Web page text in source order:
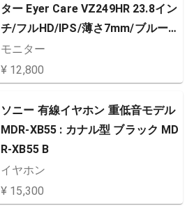
ター Eyer Care VZ249HR 23.8イン
チ/フルHD/IPS/薄さ7mm/ブルーラ
イト軽減/フリッカーフリー/HDMI
D-sub/スピーカー/3年保証
モニター
¥ 12,800
ソニー 有線イヤホン 重低音モデル
MDR-XB55 : カナル型 ブラック MD
R-XB55 B
イヤホン
¥ 15,300